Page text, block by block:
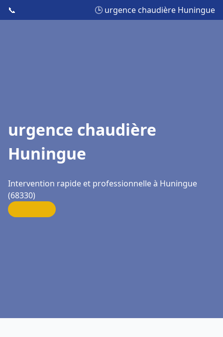
📞 🕒 urgence chaudière Huningue
urgence chaudière
Huningue
Intervention rapide et professionnelle à Huningue
(68330)